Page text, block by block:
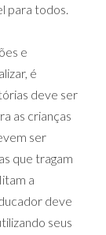
para todos.
e
é
deve ser
as crianças
ser
que tragam
a
deve
seus